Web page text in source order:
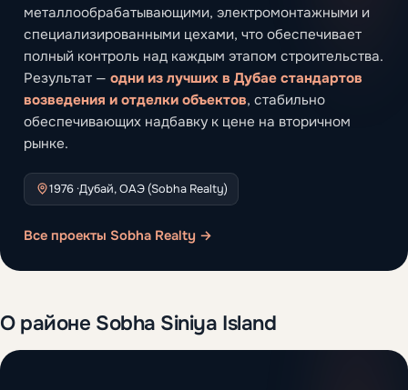
металлообрабатывающими, электромонтажными и
специализированными цехами, что обеспечивает
полный контроль над каждым этапом строительства.
Результат — одни из лучших в Дубае стандартов
возведения и отделки объектов, стабильно
обеспечивающих надбавку к цене на вторичном
рынке.
1976 ·Дубай, ОАЭ (Sobha Realty)
Все проекты Sobha Realty →
О районе Sobha Siniya Island